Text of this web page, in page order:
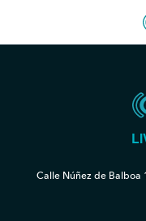
Calle Núñez de Balboa